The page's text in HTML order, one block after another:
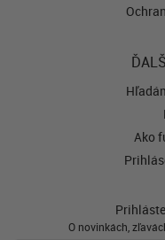
Ako
O novinkách,